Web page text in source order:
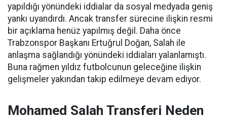
yapıldığı yönündeki iddialar da sosyal medyada geniş
yankı uyandırdı. Ancak transfer sürecine ilişkin resmi
bir açıklama henüz yapılmış değil. Daha önce
Trabzonspor Başkanı Ertuğrul Doğan, Salah ile
anlaşma sağlandığı yönündeki iddiaları yalanlamıştı.
Buna rağmen yıldız futbolcunun geleceğine ilişkin
gelişmeler yakından takip edilmeye devam ediyor.
Mohamed Salah Transferi Neden